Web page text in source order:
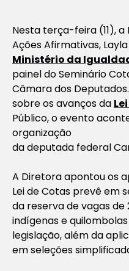
Nesta terça-feira (11),
Ações Afirmativas,
Ministério da
painel do Seminário
Câmara dos
sobre os avanços da
Público, o evento
organização
da deputada federal
A Diretora apontou os
Lei de Cotas prevê em
da reserva de vagas de
indígenas e
legislação, além da
em seleções